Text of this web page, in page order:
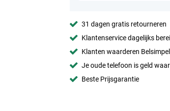
31 dagen gratis retourneren
Klantenservice dagelijks
Klanten waarderen
Je oude telefoon is geld
Beste Prijsgarantie